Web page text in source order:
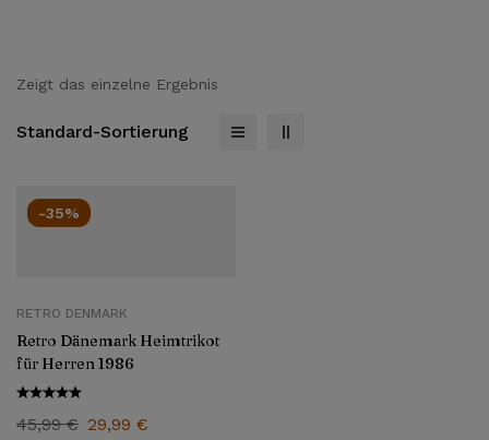
Zeigt das einzelne Ergebnis
Standard-Sortierung
-35%
RETRO DENMARK
Retro Dänemark Heimtrikot
für Herren 1986
45,99€ 29,99 €